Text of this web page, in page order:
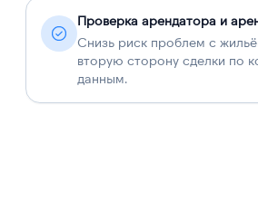
Проверка арендатора и
Снизь риск проблем с
вторую сторону сделки по
данным.